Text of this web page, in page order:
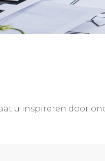
u inspireren door